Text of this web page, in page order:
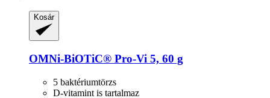
Kosár
OMNi-BiOTiC® Pro-​Vi 5, 60 g
5 baktériumtörzs
D-vitamint is tartalmaz